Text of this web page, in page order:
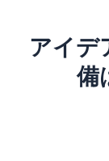
アイデ
備